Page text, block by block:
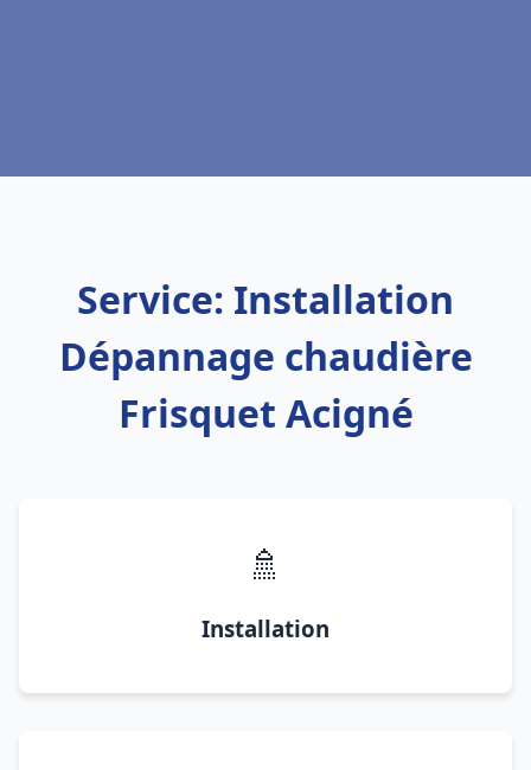
Service: Installation
Dépannage chaudière
Frisquet Acigné
🚿
Installation